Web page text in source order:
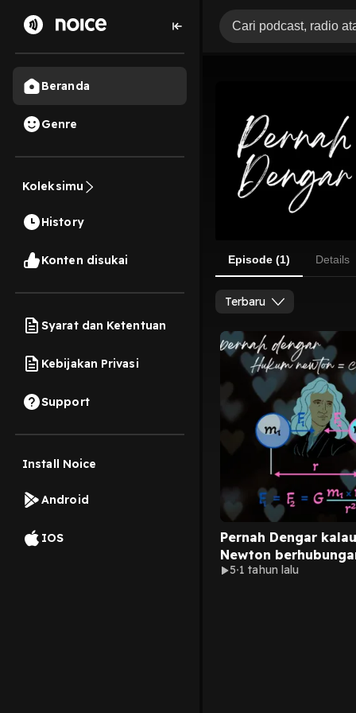
Beranda
Genre
Koleksimu
History
Konten disukai
Syarat dan Ketentuan
Kebijakan Privasi
Support
Install Noice
Android
IOS
Episode (1) Details
Terbaru
Pernah Dengar
Newton
dengan cinta?
5 1 tahun lalu